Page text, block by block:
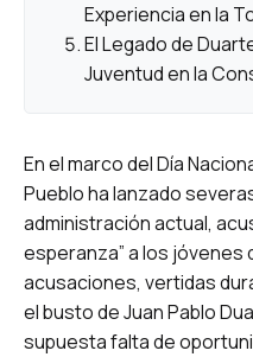
Experiencia en la
El Legado de
Juventud en la
En el marco del Día
Pueblo ha lanzado
administración actual,
esperanza” a los jóvenes
acusaciones, vertidas
el busto de Juan Pablo
supuesta falta de